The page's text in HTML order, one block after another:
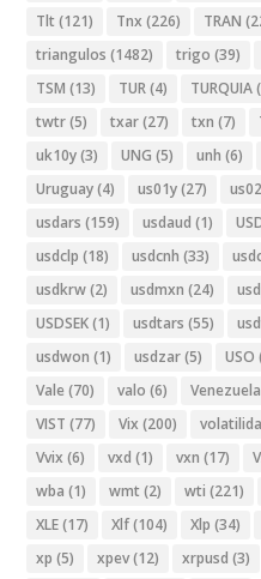
Tlt (121) Tnx (226) TRAN
triangulos (1482) trigo (39)
TSM (13) TUR(4) TURQUIA
twtr(5) txar(27) txn (7)
uk10y(3) UNG (5) unh (6)
Uruguay(4) us01y(27)
usdars (159) usdaud (1)
usdclp (18) usdcnh (33)
usdkrw(2) usdmxn (24)
USDSEK(1) usdtars (55)
usdwon (1) usdzar(5) USO
Vale (70) valo (6) Venezuela
VIST (77) Vix (200)
Vvix (6) vxd (1) vxn (17)
wba (1) wmt (2) wti (221)
XLE(17) Xlf(104) Xlp (34)
xp (5) xpev(12) xrpusd (3)